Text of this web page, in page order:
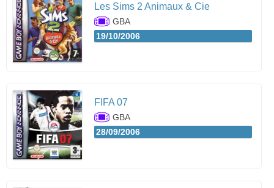
Les Sims 2 Animaux & Cie
GBA
19/10/2006
FIFA 07
GBA
28/09/2006